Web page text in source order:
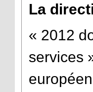
La
« 2012
services